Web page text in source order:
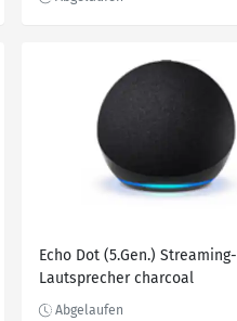
Echo Dot (5.Gen.) Streaming-
Lautsprecher charcoal